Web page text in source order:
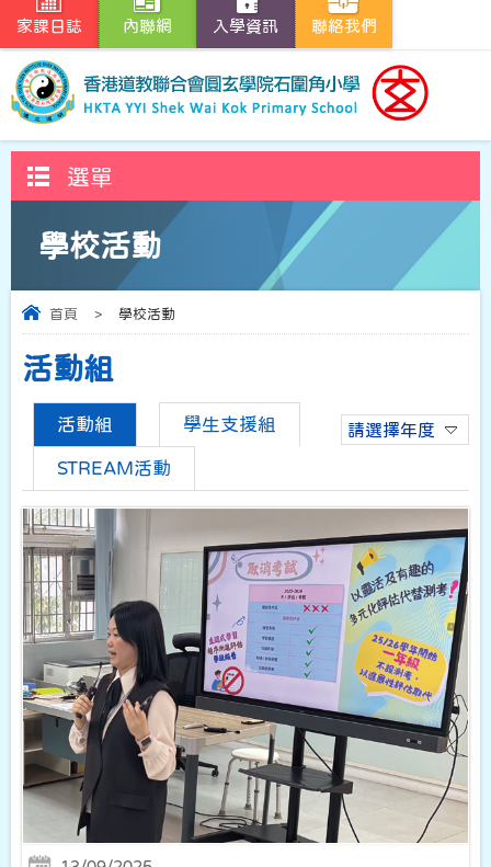
家課日誌 內聯網 入學資訊 聯絡我們
選單
學校活動
首頁 > 學校活動
活動組
請選擇年度
活動組 學生支援組
STREAM活動